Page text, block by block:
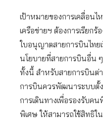
เป้าหมายของการเคลื่อน
เครือข่ายฯ ต้องการเรียก
ใบอนุญาตสายการบินไทย
นโยบายที่สายการบินอื่น
ทั้งนี้ สำหรับสายการบินต่
การบินควรพัฒนาระบบตั้
การเดินทางเพื่อรองรับค
พิเศษ ให้สามารถใช้สิทธิใ